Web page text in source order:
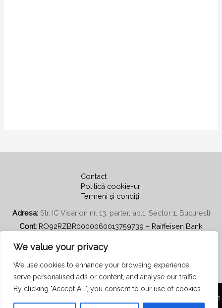
We value your privacy
We use cookies to enhance your browsing experience,
serve personalised ads or content, and analyse our traffic.
By clicking "Accept All", you consent to our use of cookies.
Contact
Politică cookie-uri
Termeni și condiții
Adresa: Str. IC Visarion nr. 13, parter, ap.1, Sector 1, București
Cont: RO92RZBR0000060013759739 – Raiffeisen Bank
Copyright © 2026 Asociația Română de Psihoterapie Centrată pe